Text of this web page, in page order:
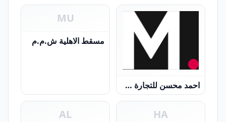
احمد محسن للتجارة ش.م.م
MU
مسقط الاهلية ش.م.م
HA
AL